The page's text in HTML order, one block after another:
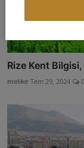
Rize Kent
melike Tem 29, 2024 0